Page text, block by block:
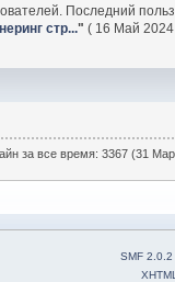
Последний
стр..." ( 16 Май
за все время: 3367 (31
SMF 2.0.2